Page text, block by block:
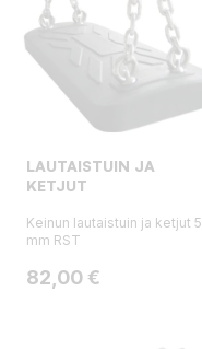
LAUTAISTUIN JA
KETJUT
Keinun lautaistuin ja ketjut 5
mm RST
Hinta
82,00 €